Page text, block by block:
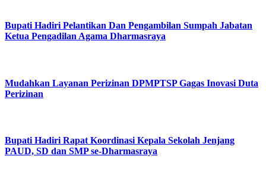
Bupati Hadiri Pelantikan Dan Pengambilan Sumpah Jabatan
Ketua Pengadilan Agama Dharmasraya
Mudahkan Layanan Perizinan DPMPTSP Gagas Inovasi Duta
Perizinan
Bupati Hadiri Rapat Koordinasi Kepala Sekolah Jenjang
PAUD, SD dan SMP se-Dharmasraya